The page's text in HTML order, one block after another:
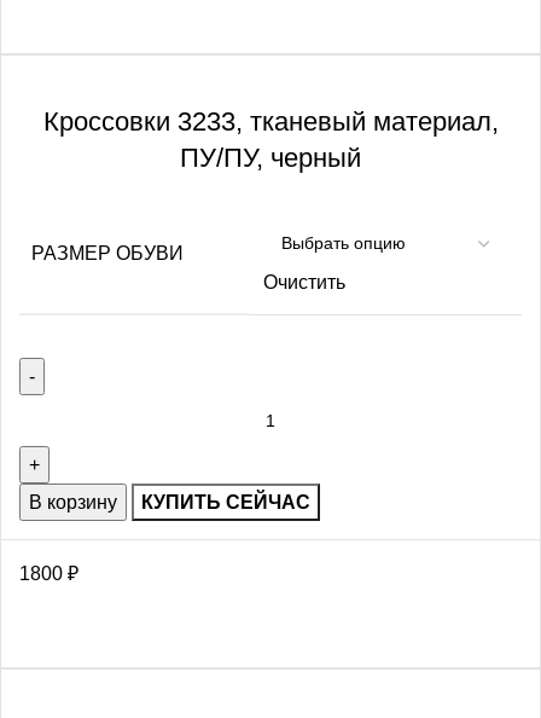
Кроссовки 3233, тканевый материал,
ПУ/ПУ, черный
РАЗМЕР ОБУВИ
Очистить
В корзину КУПИТЬ СЕЙЧАС
1800 ₽